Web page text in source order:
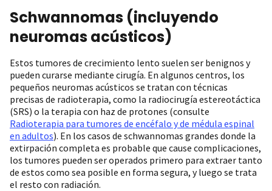
Schwannomas (incluyendo
neuromas acústicos)
Estos tumores de crecimiento lento suelen ser benignos y
pueden curarse mediante cirugía. En algunos centros, los
pequeños neuromas acústicos se tratan con técnicas
precisas de radioterapia, como la radiocirugía estereotáctica
(SRS) o la terapia con haz de protones (consulte
Radioterapia para tumores de encéfalo y de médula espinal
en adultos). En los casos de schwannomas grandes donde la
extirpación completa es probable que cause complicaciones,
los tumores pueden ser operados primero para extraer tanto
de estos como sea posible en forma segura, y luego se trata
el resto con radiación.